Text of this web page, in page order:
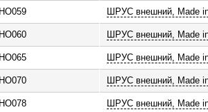
HO059 ШРУС внешний, Made
HO060 ШРУС внешний, Made
HO065 ШРУС внешний, Made
HO070 ШРУС внешний, Made
HO078 ШРУС внешний, Made